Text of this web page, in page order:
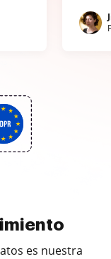
es nuestra